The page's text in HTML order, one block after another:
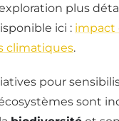
plus
ici : impact
climatiques.
pour
sont